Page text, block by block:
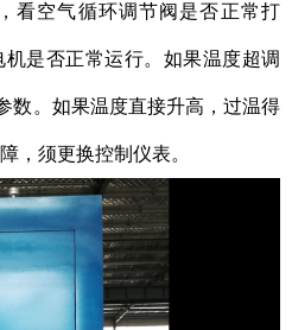
看空气循环调节阀是否正常打
是否正常运行。如果温度超调
数。如果温度直接升高，过温得
，须更换控制仪表。